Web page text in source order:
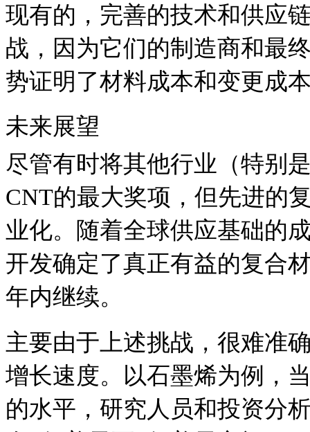
现有的，完善的技术和供应
战，因为它们的制造商和最
势证明了材料成本和变更成
未来展望
尽管有时将其他行业（特别
CNT的最大奖项，但先进的
业化。
随着全球供应基础的
开发确定了真正有益的复合
年内继续。
主要由于上述挑战，很难准
增长速度。
以石墨烯为例，
的水平，研究人员和投资分